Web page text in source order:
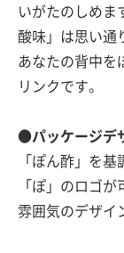
いがたのしめま
酸味」は思い通
あなたの背中を
リンクです。
●パッケージデ
「ぽん酢」を
「ぽ」のロゴ
雰囲気のデザイ